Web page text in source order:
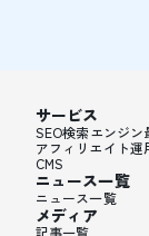
サービス
SEO検索エンジン
アフィリエイト運
CMS
ニュース一覧
ニュース一覧
メディア